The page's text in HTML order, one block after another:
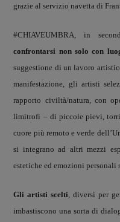
grazie al servizio navetta di
#CHIAVEUMBRA, in
confrontarsi non solo con
suggestione di un lavoro
manifestazione, gli artisti
rapporto civiltà/natura, con
limitrofi – di piccole pievi,
cuore più remoto e verde
si integrano ad altri mezzi
estetiche ed emozioni personali
Gli artisti scelti, diversi per
imbastiscono una sorta di